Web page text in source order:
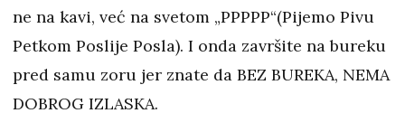
ne na kavi, već na svetom „PPPPP“(Pijemo Pivu
Petkom Poslije Posla). I onda završite na bureku
pred samu zoru jer znate da BEZ BUREKA, NEMA
DOBROG IZLASKA.